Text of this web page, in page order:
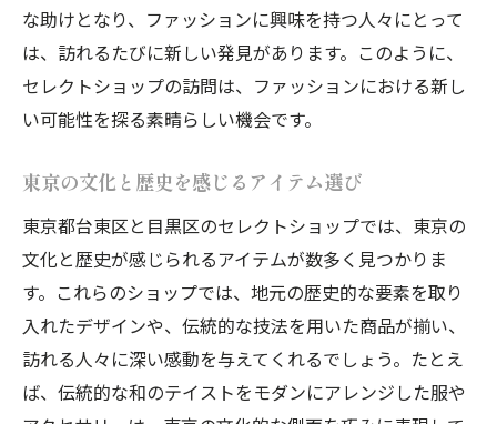
な助けとなり、ファッションに興味を持つ人々にとって
は、訪れるたびに新しい発見があります。このように、
セレクトショップの訪問は、ファッションにおける新し
い可能性を探る素晴らしい機会です。
東京の文化と歴史を感じるアイテム選び
東京都台東区と目黒区のセレクトショップでは、東京の
文化と歴史が感じられるアイテムが数多く見つかりま
す。これらのショップでは、地元の歴史的な要素を取り
入れたデザインや、伝統的な技法を用いた商品が揃い、
訪れる人々に深い感動を与えてくれるでしょう。たとえ
ば、伝統的な和のテイストをモダンにアレンジした服や